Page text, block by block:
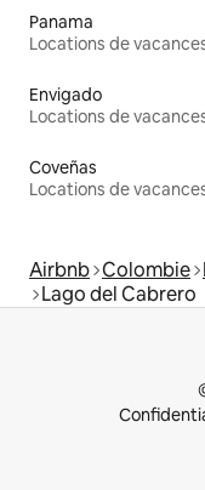
Panama
Locations de
Envigado
Locations de
Coveñas
Locations de
Airbnb Colombie
Lago del Cabrero